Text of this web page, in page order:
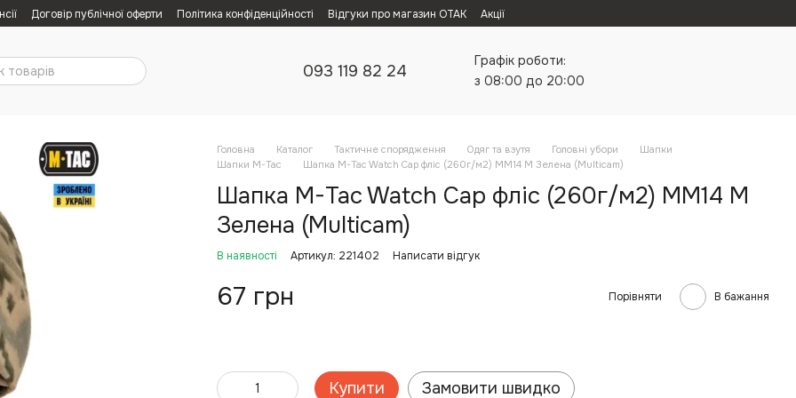
Договір публічної оферти Політика конфіденційності Відгуки про магазин ОТАК Акції
093 119 82 24
Графік роботи:
з 08:00 до 20:00
Головна Каталог Тактичне спорядження Одяг та взутя Головні убори
Шапки
Шапки M-Tac
Шапка M-Tac Watch Cap фліс (260г/м2) MM14 M Зелена (Multicam)
Шапка M-Tac Watch Cap фліс (260г/м2) MM14 M
Зелена (Multicam)
В наявності Артикул: 221402 Написати відгук
67 грн Порівняти В бажання
Купити Замовити швидко